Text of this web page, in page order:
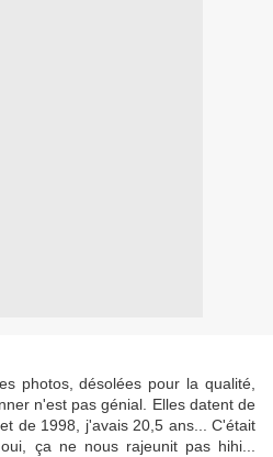
photos, désolées pour la qualité,
n'est pas génial. Elles datent de
de 1998, j'avais 20,5 ans... C'était
ça ne nous rajeunit pas hihi...